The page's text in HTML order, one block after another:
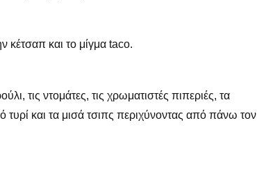
κέτσαπ και το μίγμα taco.
τις ντομάτες, τις χρωματιστές πιπεριές, τα
τυρί και τα μισά τσιπς περιχύνοντας από πάνω τον